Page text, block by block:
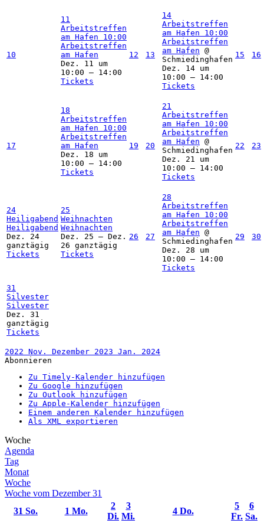
10
11
Arbeitstreffen
am Hafen 10:00
Arbeitstreffen
am Hafen
Dez. 11 um
10:00 – 14:00
Tickets
12 13
14
Arbeitstreffen
am Hafen 10:00
Arbeitstreffen
am Hafen @
Schmiedinghafen
Dez. 14 um
10:00 – 14:00
Tickets
15 16
17
18
Arbeitstreffen
am Hafen 10:00
Arbeitstreffen
am Hafen
Dez. 18 um
10:00 – 14:00
Tickets
19 20
21
Arbeitstreffen
am Hafen 10:00
Arbeitstreffen
am Hafen @
Schmiedinghafen
Dez. 21 um
10:00 – 14:00
Tickets
22 23
24
Heiligabend
Heiligabend
Dez. 24
ganztägig
Tickets
25
Weihnachten
Weihnachten
Dez. 25 – Dez.
26 ganztägig
Tickets
26 27
28
Arbeitstreffen
am Hafen 10:00
Arbeitstreffen
am Hafen @
Schmiedinghafen
Dez. 28 um
10:00 – 14:00
Tickets
29 30
31
Silvester
Silvester
Dez. 31
ganztägig
Tickets
2022 Nov. Dezember 2023 Jan. 2024
Abonnieren
Zu Timely-Kalender hinzufügen
Zu Google hinzufügen
Zu Outlook hinzufügen
Zu Apple-Kalender hinzufügen
Einem anderen Kalender hinzufügen
Als XML exportieren
Woche
Agenda
Tag
Monat
Woche
Woche vom Dezember 31
31 So. 1 Mo.
2
Di.
3
Mi.
4 Do.
5
Fr.
6
Sa.